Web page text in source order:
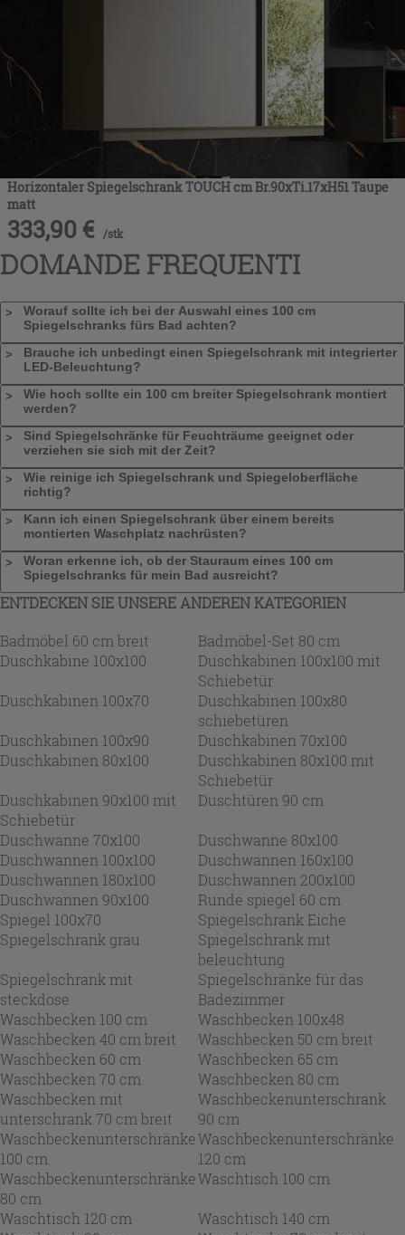
Horizontaler Spiegelschrank TOUCH cm Br.90xTi.17xH51 Taupe
matt
333,90 € /stk
DOMANDE FREQUENTI
Worauf sollte ich bei der Auswahl eines 100 cm
Spiegelschranks fürs Bad achten?
Brauche ich unbedingt einen Spiegelschrank mit integrierter
LED-Beleuchtung?
Wie hoch sollte ein 100 cm breiter Spiegelschrank montiert
werden?
Sind Spiegelschränke für Feuchträume geeignet oder
verziehen sie sich mit der Zeit?
Wie reinige ich Spiegelschrank und Spiegeloberfläche
richtig?
Kann ich einen Spiegelschrank über einem bereits
montierten Waschplatz nachrüsten?
Woran erkenne ich, ob der Stauraum eines 100 cm
Spiegelschranks für mein Bad ausreicht?
ENTDECKEN SIE UNSERE ANDEREN KATEGORIEN
Badmöbel 60 cm breit
Badmöbel-Set 80 cm
Duschkabine 100x100
Duschkabinen 100x100 mit
Schiebetür
Duschkabinen 100x70
Duschkabinen 100x80
schiebetüren
Duschkabinen 100x90
Duschkabinen 70x100
Duschkabinen 80x100
Duschkabinen 80x100 mit
Schiebetür
Duschkabinen 90x100 mit
Schiebetür
Duschtüren 90 cm
Duschwanne 70x100
Duschwanne 80x100
Duschwannen 100x100
Duschwannen 160x100
Duschwannen 180x100
Duschwannen 200x100
Duschwannen 90x100
Runde spiegel 60 cm
Spiegel 100x70
Spiegelschrank Eiche
Spiegelschrank grau
Spiegelschrank mit
beleuchtung
Spiegelschrank mit
steckdose
Spiegelschränke für das
Badezimmer
Waschbecken 100 cm
Waschbecken 100x48
Waschbecken 40 cm breit
Waschbecken 50 cm breit
Waschbecken 60 cm
Waschbecken 65 cm
Waschbecken 70 cm
Waschbecken 80 cm
Waschbecken mit
unterschrank 70 cm breit
Waschbeckenunterschrank
90 cm
Waschbeckenunterschränke
100 cm
Waschbeckenunterschränke
120 cm
Waschbeckenunterschränke
80 cm
Waschtisch 100 cm
Waschtisch 120 cm
Waschtisch 140 cm